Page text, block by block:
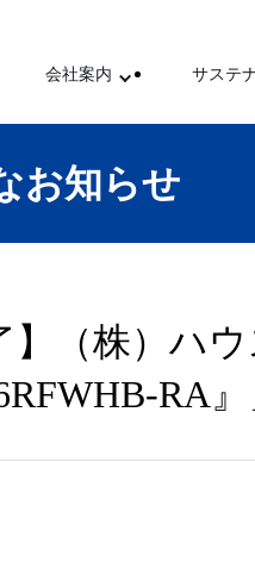
会社案内 サステ
お知らせ
】（株）ハ
RA